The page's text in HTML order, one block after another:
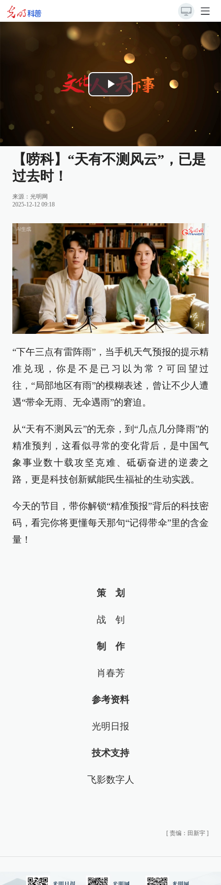
Play
Video
【唠科】“天有不测风云”，已是
过去时！
来源： 光明网
2025-12-12 09:18
“下午三点有雷阵雨”，当手机天气预报的提示精
准兑现，你是不是已习以为常？可回望过
往，“局部地区有雨”的模糊表述，曾让不少人遭
遇“带伞无雨、无伞遇雨”的窘迫。
从“天有不测风云”的无奈，到“几点几分降雨”的
精准预判，这看似寻常的变化背后，是中国气
象事业数十载攻坚克难、砥砺奋进的逆袭之
路，更是科技创新赋能民生福祉的生动实践。
今天的节目，带你解锁“精准预报”背后的科技密
码，看完你将更懂每天那句“记得带伞”里的含金
量！
策 划
战 钊
制作
肖春芳
参考资料
光明日报
技术支持
飞影数字人
[ 责编：田新宇 ]